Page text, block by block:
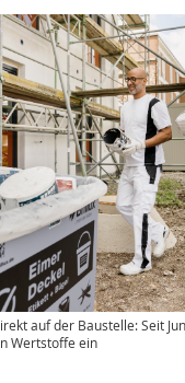
auf der Baustelle: Seit
Wertstoffe ein